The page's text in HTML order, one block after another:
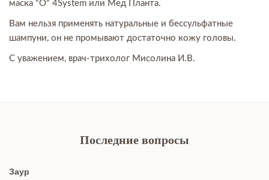
маска "О" 4System или Мед Планта.
Вам нельзя применять натуральные и бессульфатные
шампуни, он не промывают достаточно кожу головы.
С уважением, врач-трихолог Мисолина И.В.
Последние вопросы
Заур